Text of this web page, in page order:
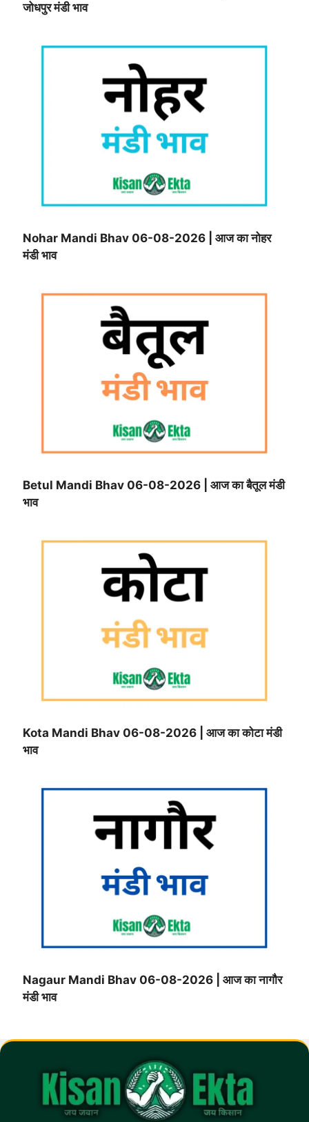
जोधपुर मंडी भाव
Nohar Mandi Bhav 06-08-2026 | आज का नोहर
मंडी भाव
Betul Mandi Bhav 06-08-2026 | आज का बैतूल मंडी
भाव
Kota Mandi Bhav 06-08-2026 | आज का कोटा मंडी
भाव
Nagaur Mandi Bhav 06-08-2026 | आज का नागौर
मंडी भाव